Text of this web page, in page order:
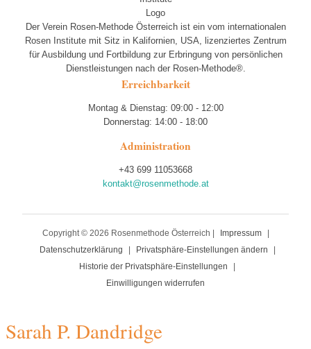
Der Verein Rosen-Methode Österreich ist ein vom internationalen
Rosen Institute mit Sitz in Kalifornien, USA, lizenziertes Zentrum
für Ausbildung und Fortbildung zur Erbringung von persönlichen
Dienstleistungen nach der Rosen-Methode®.
Erreichbarkeit
Montag & Dienstag: 09:00 - 12:00
Donnerstag: 14:00 - 18:00
Administration
+43 699 11053668
kontakt@rosenmethode.at
Copyright © 2026 Rosenmethode Österreich | Impressum
Datenschutzerklärung
Privatsphäre-Einstellungen ändern
Historie der Privatsphäre-Einstellungen
Einwilligungen widerrufen
Sarah P. Dandridge